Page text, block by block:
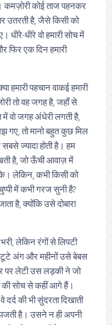
कोई ताज पहनकर
उतरती है, जैसे किसी को
धीरे-धीरे वो हमारी सोच में
फिर एक दिन हमारी
हमारी पहचान वाकई हमारी
तो वह जगह है, जहाँ से
वो जगह अंधेरी लगती है,
गए, तो मानो बहुत कुछ मिल
ज्यादा होती है। हम
है, जो ऊँची आवाज़ में
लेकिन, कभी किसी को
में कभी गरज सुनी है?
है, क्योंकि उसे दोबारा
भरी, लेकिन रंगों से लिपटी
टूटे अंग और महीनों उसे बेबस
पर लेटी उस लड़की ने जो
की सोच से कहीं आगे हैं।
की भी सुंदरता दिखाती
है। उसने न ही अपनी